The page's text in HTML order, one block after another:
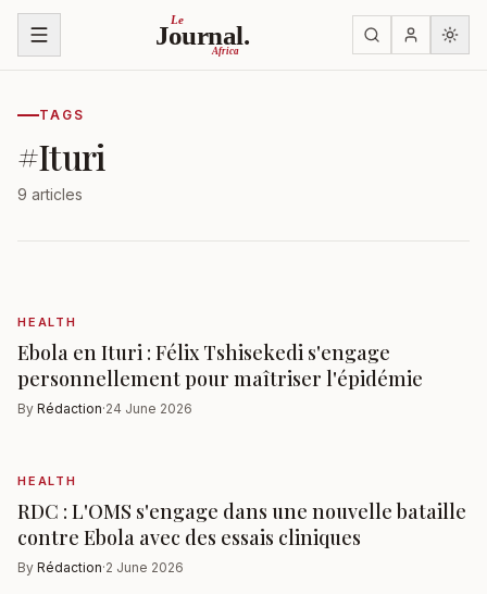
Skip to content Le
Journal.
Africa
TAGS
#Ituri
9 articles
HEALTH
Ebola en Ituri : Félix Tshisekedi s'engage
personnellement pour maîtriser l'épidémie
By Rédaction·24 June 2026
HEALTH
RDC : L'OMS s'engage dans une nouvelle bataille
contre Ebola avec des essais cliniques
By Rédaction·2 June 2026